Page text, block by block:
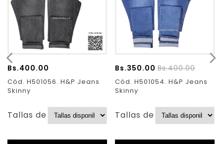
Bs.400.00
Cód. H501056. H&P Jeans
Skinny
Tallas de Pantalones:
Bs.400.00
Bs.350.00
Cód. H501054. H&P Jeans
Skinny
Tallas de Pantalones: